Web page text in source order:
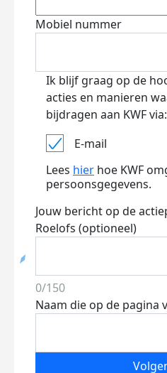
Mobiel nummer
Ik blijf graag op de
acties en manieren
bijdragen aan KWF via:
E-mail
Lees hier hoe KWF
persoonsgegevens.
Jouw bericht op de
Roelofs (optioneel)
0/150
Naam die op de pagina